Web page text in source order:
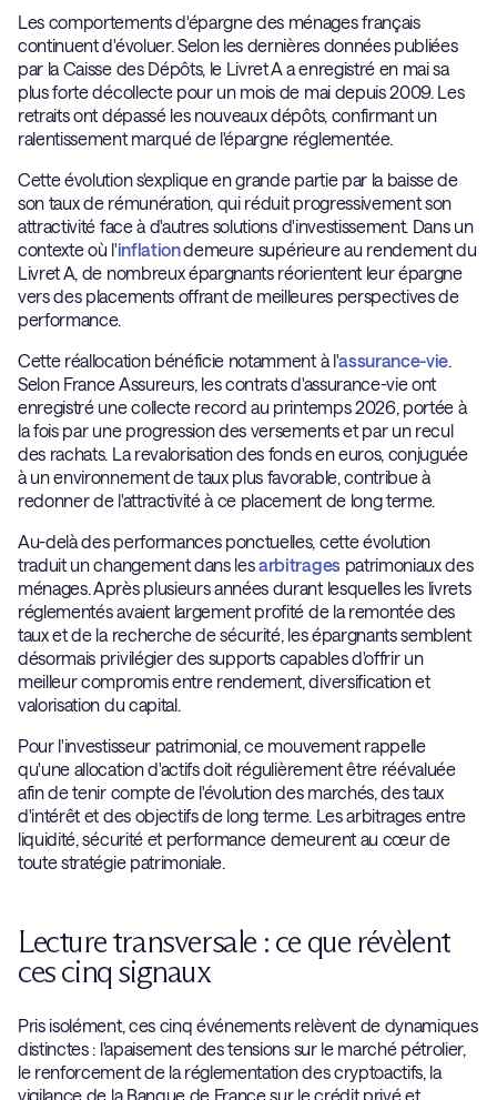
Les comportements d'épargne des ménages français
continuent d'évoluer. Selon les dernières données publiées
par la Caisse des Dépôts, le Livret A a enregistré en mai sa
plus forte décollecte pour un mois de mai depuis 2009. Les
retraits ont dépassé les nouveaux dépôts, confirmant un
ralentissement marqué de l'épargne réglementée.
Cette évolution s'explique en grande partie par la baisse de
son taux de rémunération, qui réduit progressivement son
attractivité face à d'autres solutions d'investissement. Dans un
contexte où l'inflationdemeure supérieure au rendement du
Livret A, de nombreux épargnants réorientent leur épargne
vers des placements offrant de meilleures perspectives de
performance.
Cette réallocation bénéficie notamment à l'assurance-vie.
Selon France Assureurs, les contrats d'assurance-vie ont
enregistré une collecte record au printemps 2026, portée à
la fois par une progression des versements et par un recul
des rachats. La revalorisation des fonds en euros, conjuguée
à un environnement de taux plus favorable, contribue à
redonner de l'attractivité à ce placement de long terme.
Au-delà des performances ponctuelles, cette évolution
traduit un changement dans lesarbitragespatrimoniaux des
ménages. Après plusieurs années durant lesquelles les livrets
réglementés avaient largement profité de la remontée des
taux et de la recherche de sécurité, les épargnants semblent
désormais privilégier des supports capables d'offrir un
meilleur compromis entre rendement, diversification et
valorisation du capital.
Pour l'investisseur patrimonial, ce mouvement rappelle
qu'une allocation d'actifs doit régulièrement être réévaluée
afin de tenir compte de l'évolution des marchés, des taux
d'intérêt et des objectifs de long terme. Les arbitrages entre
liquidité, sécurité et performance demeurent au cœur de
toute stratégie patrimoniale.
Lecture transversale : ce que révèlent
ces cinq signaux
Pris isolément, ces cinq événements relèvent de dynamiques
distinctes : l'apaisement des tensions sur le marché pétrolier,
le renforcement de la réglementation des cryptoactifs, la
vigilance de la Banque de France sur le crédit privé et